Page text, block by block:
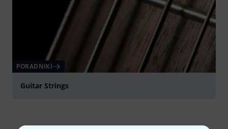
PORADNIKI
Guitar Strings